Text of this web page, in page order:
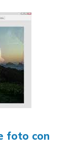
foto con